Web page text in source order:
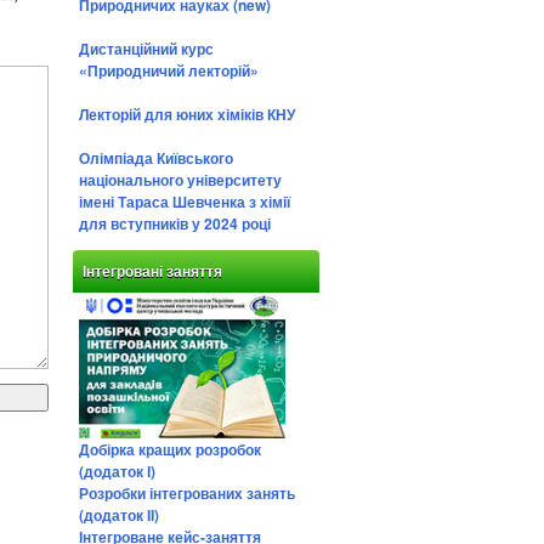
Природничих науках (new)
Дистанційний курс
«Природничий лекторій»
Лекторій для юних хіміків КНУ
Олімпіада Київського
національного університету
імені Тараса Шевченка з хімії
для вступників у 2024 році
Інтегровані заняття
Добірка кращих розробок
(додаток І)
Розробки інтегрованих занять
(додаток ІІ)
Інтегроване кейс-заняття